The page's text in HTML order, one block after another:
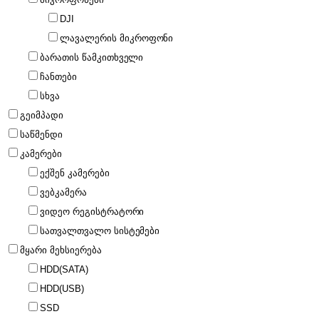
DJI
ლავალერის მიკროფონი
ბარათის წამკითხველი
ჩანთები
სხვა
გეიმპადი
საწმენდი
კამერები
ექშენ კამერები
ვებკამერა
ვიდეო რეგისტრატორი
სათვალთვალო სისტემები
მყარი მეხსიერება
HDD(SATA)
HDD(USB)
SSD